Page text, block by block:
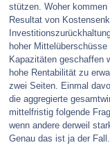
stützen. Woher
Resultat von
hoher
Kapazitäten geschaffen
hohe Rentabilität zu
zwei Seiten. Einmal
die aggregierte
mittelfristig folgende
wenn andere derweil
Genau das ist ja der